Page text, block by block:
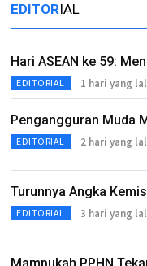
EDITORIAL
Hari ASEAN ke 59:
EDITORIAL 1 hari yang
Pengangguran Muda
EDITORIAL 2 hari yang
Turunnya Angka
EDITORIAL 3 hari yang